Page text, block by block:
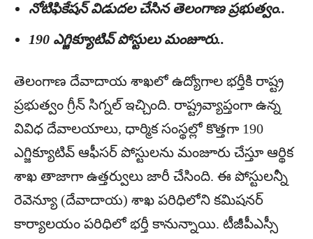
నోటిఫికేషన్ విడుదల చేసిన తెలంగాణ ప్రభుత్వం..
190 ఎగ్జిక్యూటివ్ పోస్టులు మంజూరు..
తెలంగాణ దేవాదాయ శాఖలో ఉద్యోగాల భర్తీకి రాష్ట్ర
ప్రభుత్వం గ్రీన్‌ సిగ్నల్‌ ఇచ్చింది. రాష్ట్రవ్యాప్తంగా ఉన్న
వివిధ దేవాలయాలు, ధార్మిక సంస్థల్లో కొత్తగా 190
ఎగ్జిక్యూటివ్ ఆఫీసర్ పోస్టులను మంజూరు చేస్తూ ఆర్థిక
శాఖ తాజాగా ఉత్తర్వులు జారీ చేసింది. ఈ పోస్టులన్నీ
రెవెన్యూ (దేవాదాయ) శాఖ పరిధిలోని కమిషనర్
కార్యాలయం పరిధిలో భర్తీ కానున్నాయి. టీజీపీఎస్సీ